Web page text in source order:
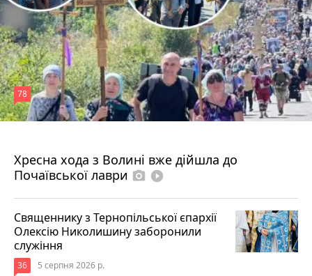
Хресна хода з Волині вже дійшла до
Почаївської лаври photo_camera play_circle_filled
78
Священнику з Тернопільської єпархії
Олексію Николишину заборонили
служіння
36 5 серпня 2026 р.